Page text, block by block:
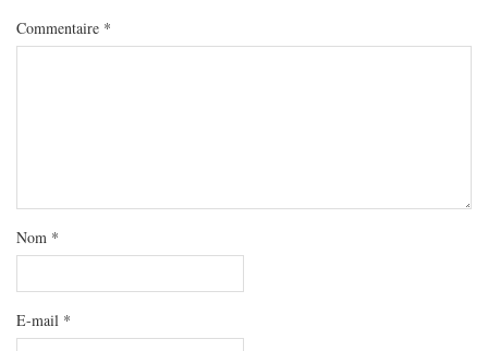
DIY
Commentaire *
Nom *
E-mail *